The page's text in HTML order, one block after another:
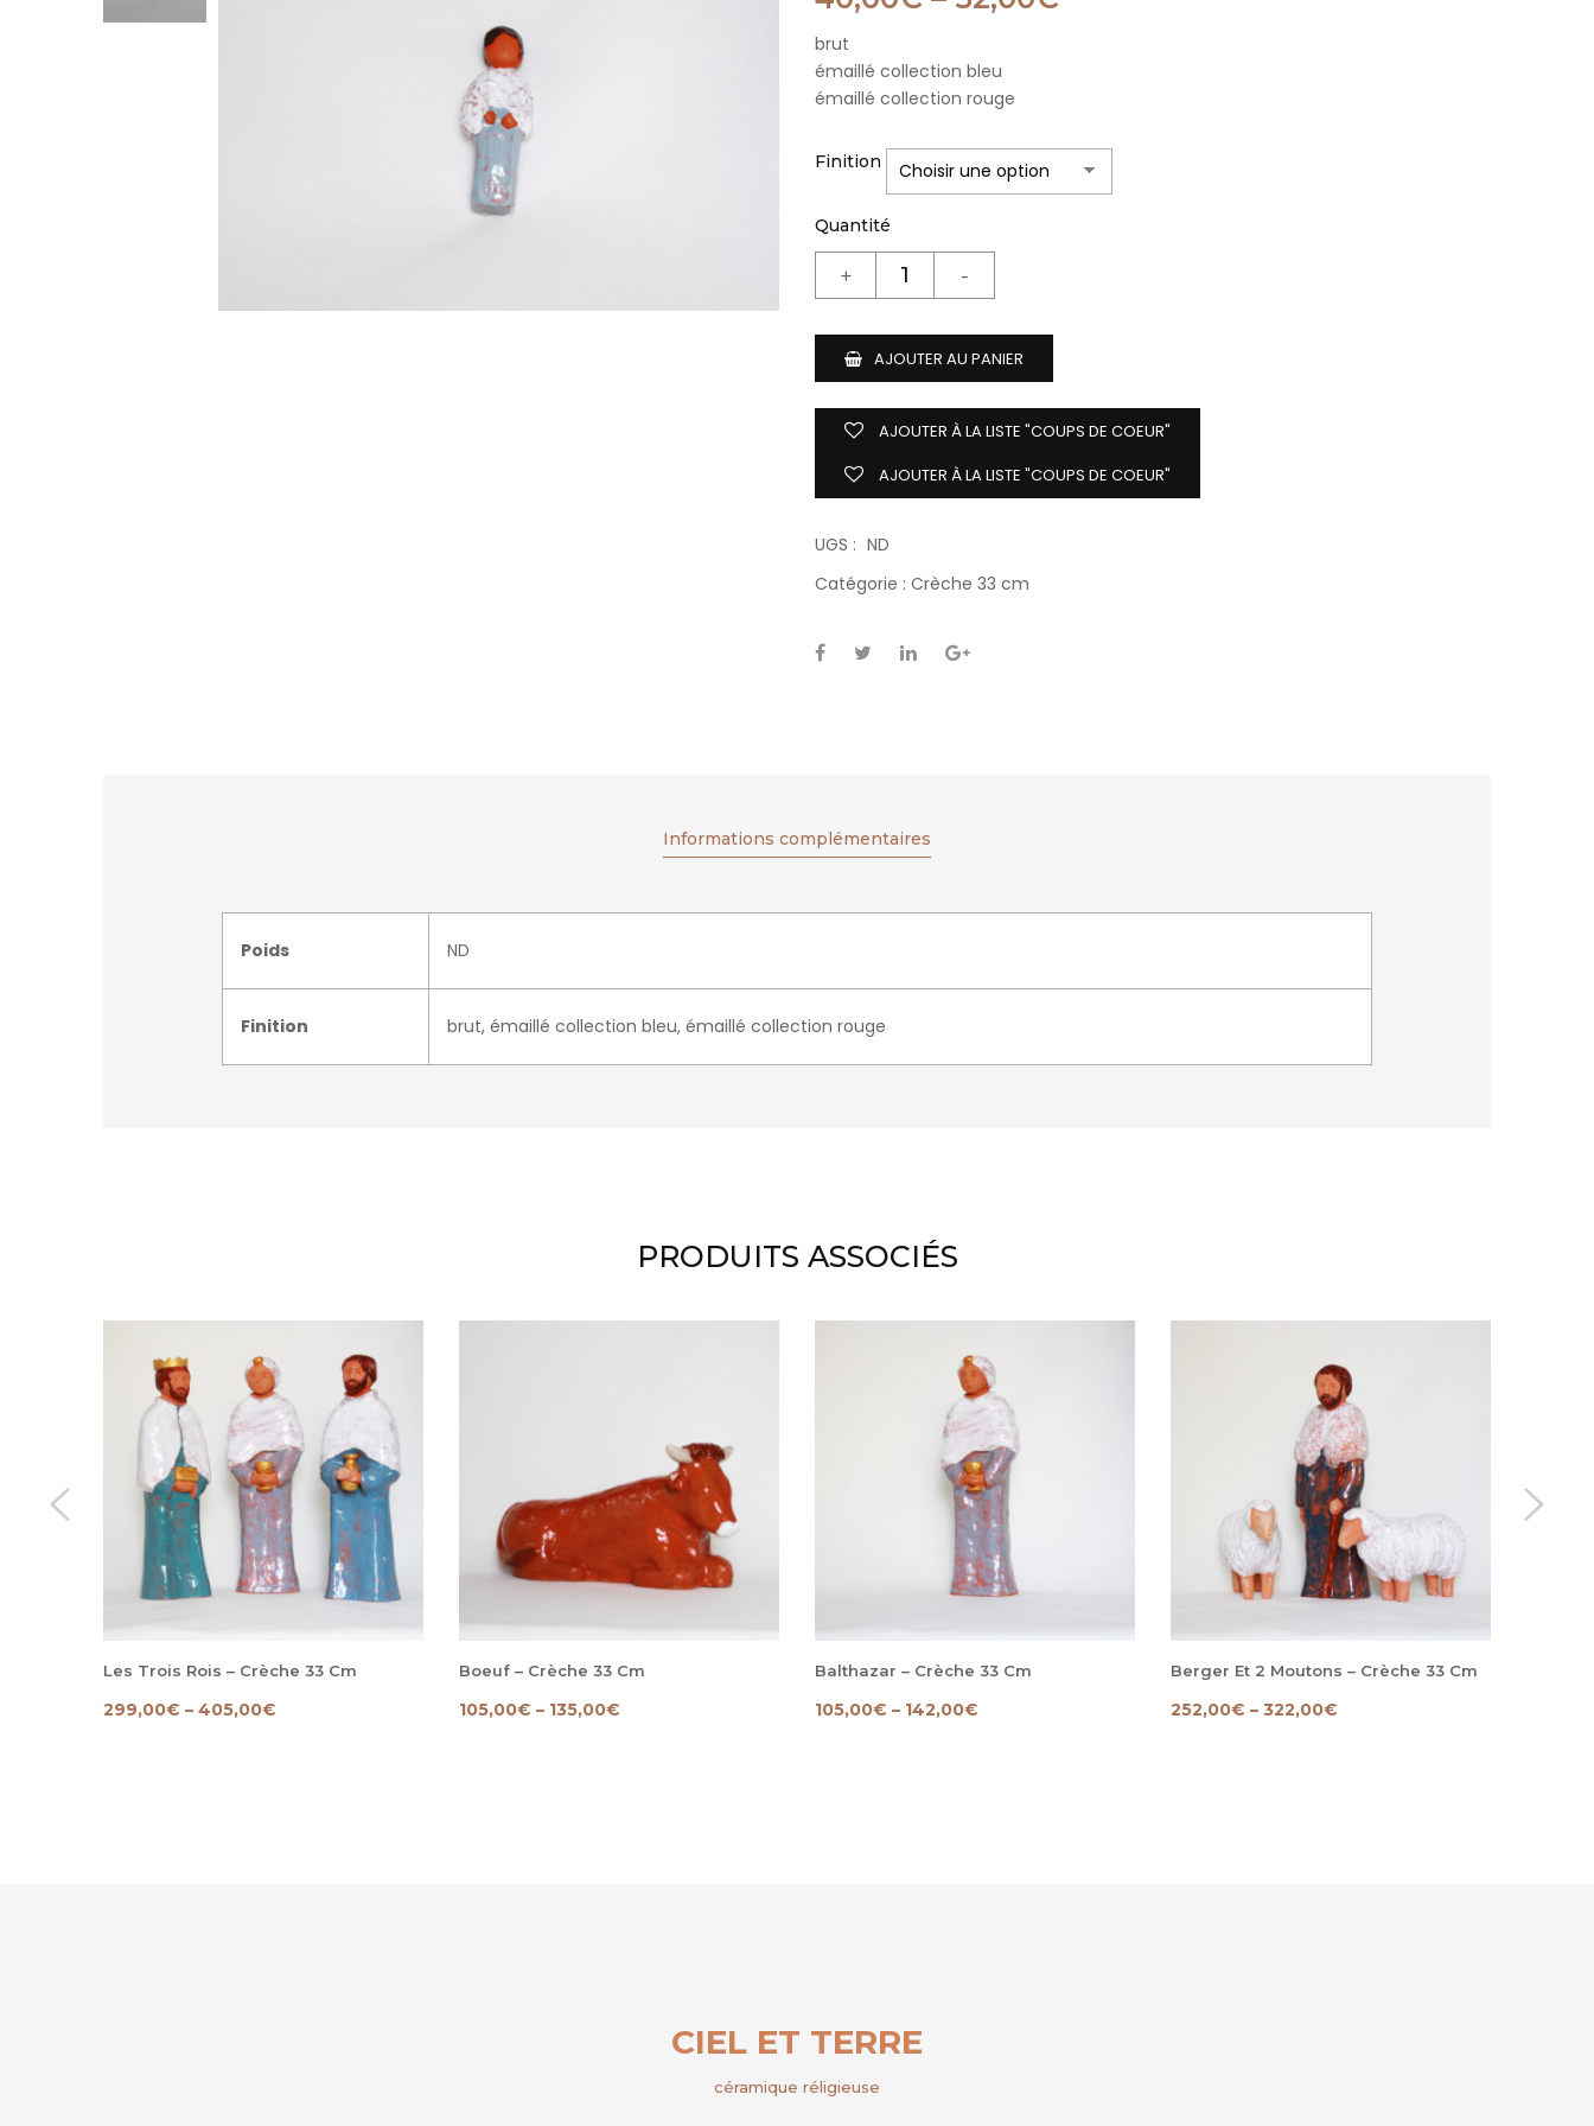
brut
émaillé collection bleu
émaillé collection rouge
Finition
Quantité
AJOUTER AU PANIER
AJOUTER À LA LISTE "COUPS DE COEUR"
AJOUTER À LA LISTE "COUPS DE COEUR"
UGS : ND
Catégorie : Crèche 33 cm
Informations complémentaires
Poids ND
Finition brut, émaillé collection bleu, émaillé collection rouge
PRODUITS ASSOCIÉS
Les Trois Rois – Crèche 33 Cm
299,00€ – 405,00€
Boeuf – Crèche 33 Cm
105,00€ – 135,00€
Balthazar – Crèche 33 Cm
105,00€ – 142,00€
Berger Et 2 Moutons – Crèche 33 Cm
252,00€ – 322,00€
CIEL ET TERRE
céramique réligieuse